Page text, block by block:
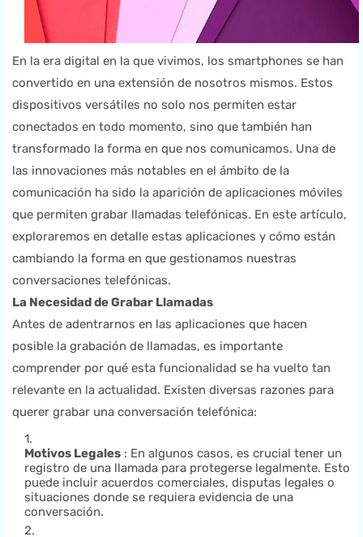
En la era digital en la que vivimos, los smartphones se han
convertido en una extensión de nosotros mismos. Estos
dispositivos versátiles no solo nos permiten estar
conectados en todo momento, sino que también han
transformado la forma en que nos comunicamos. Una de
las innovaciones más notables en el ámbito de la
comunicación ha sido la aparición de aplicaciones móviles
que permiten grabar llamadas telefónicas. En este artículo,
exploraremos en detalle estas aplicaciones y cómo están
cambiando la forma en que gestionamos nuestras
conversaciones telefónicas.
La Necesidad de Grabar Llamadas
Antes de adentrarnos en las aplicaciones que hacen
posible la grabación de llamadas, es importante
comprender por qué esta funcionalidad se ha vuelto tan
relevante en la actualidad. Existen diversas razones para
querer grabar una conversación telefónica:
Motivos Legales : En algunos casos, es crucial tener un
registro de una llamada para protegerse legalmente. Esto
puede incluir acuerdos comerciales, disputas legales o
situaciones donde se requiera evidencia de una
conversación.